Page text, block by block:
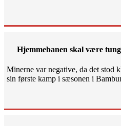
Hjemmebanen skal være
Minerne var negative, da det stod
sin første kamp i sæsonen i